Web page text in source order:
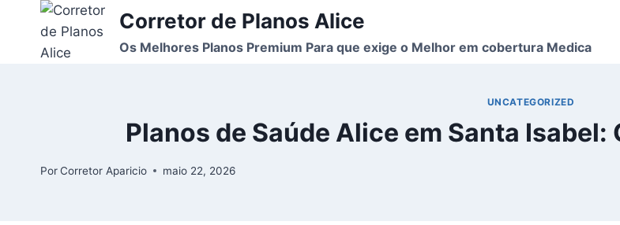
Corretor de Planos Alice
Os Melhores Planos Premium Para que exige o Melhor em cobertura Medica
UNCATEGORIZED
Planos de Saúde Alice em Santa
PorCorretor Aparicio maio 22, 2026